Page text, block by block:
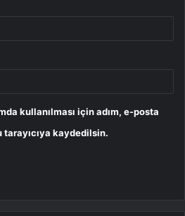
kullanılması için adım, e-posta
kaydedilsin.